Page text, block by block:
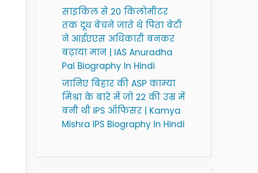
साइकिल से 20 किलोमीटर
तक दूध बेचने जाते थे पिता बेटी
ने आईएएस अधिकारी बनकर
बढ़ाया मान | IAS Anuradha
Pal Biography In Hindi
जानिए बिहार की ASP काम्या
मिश्रा के बारे में जो 22 की उम्र में
बनी थी IPS ऑफिसर | Kamya
Mishra IPS Biography In Hindi